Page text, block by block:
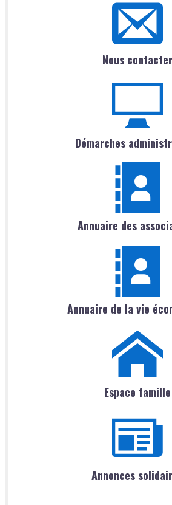
Nous contacter
Démarches
Annuaire des
Annuaire de la vie
Espace famille
Annonces